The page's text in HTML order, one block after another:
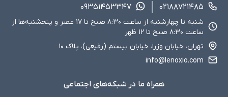
۰۲۱۸۸۷۲۱۴۸۵
۰۹۳۵۱۴۵۳۳۴۷
شنبه تا چهارشنبه از ساعت ۸:۳۰ صبح تا ۱۷ عصر و پنجشنبه‌ها از
ساعت ۸:۳۰ صبح تا ۱۲ ظهر
تهران، خیابان وزرا، خیابان بیستم (رفیعی)، پلاک ۱۰
info@lenoxio.com
همراه ما در شبکه‌های اجتماعی